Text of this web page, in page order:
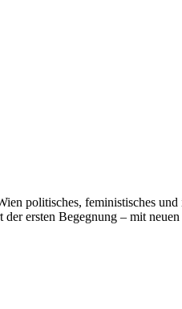
politisches, feministisches
ersten Begegnung – mit